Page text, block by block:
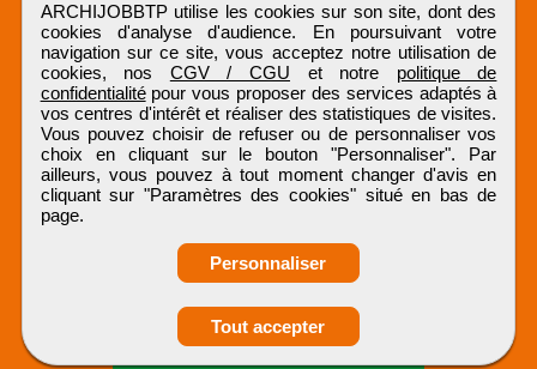
Obtenir ses
coordonnées
ARCHIJOBBTP utilise les cookies sur son site, dont des
cookies d'analyse d'audience. En poursuivant votre
navigation sur ce site, vous acceptez notre utilisation de
cookies, nos CGV / CGU et notre politique de
confidentialitépour vous proposer des services adaptés à
vos centres d'intérêt et réaliser des statistiques de visites.
Vous pouvez choisir de refuser ou de personnaliser vos
choix en cliquant sur le bouton "Personnaliser". Par
ailleurs, vous pouvez à tout moment changer d'avis en
cliquant sur "Paramètres des cookies" situé en bas de
page.
Personnaliser
Tout accepter
ARCHIJOBBTP